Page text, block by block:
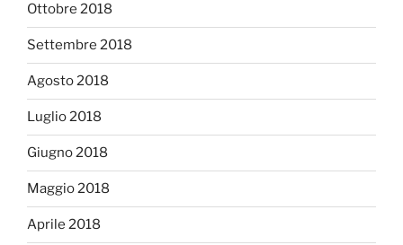
Ottobre 2018
Settembre 2018
Agosto 2018
Luglio 2018
Giugno 2018
Maggio 2018
Aprile 2018